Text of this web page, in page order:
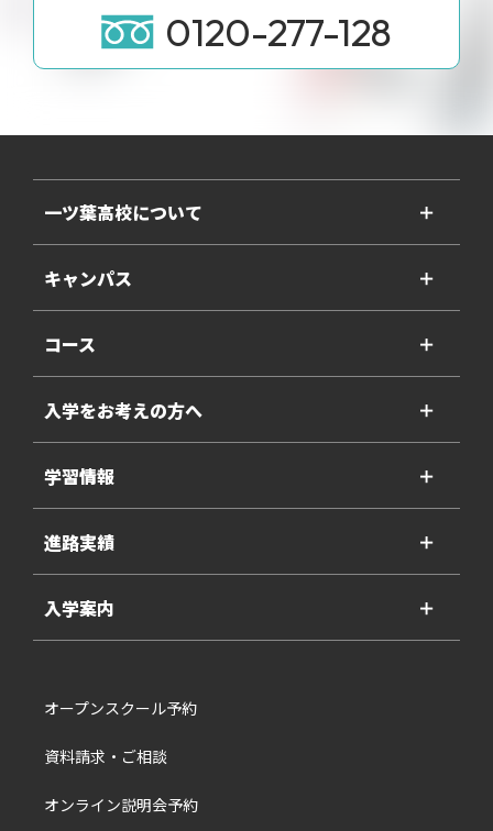
0120-277-128
一ツ葉高校について ＋
キャンパス ＋
コース ＋
入学をお考えの方へ ＋
学習情報 ＋
進路実績 ＋
入学案内 ＋
オープンスクール予約
資料請求・ご相談
オンライン説明会予約